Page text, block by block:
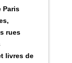
Paris
rues
livres de